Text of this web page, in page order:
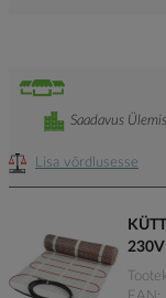
Lisa võrdlusesse
Saadavus
230V